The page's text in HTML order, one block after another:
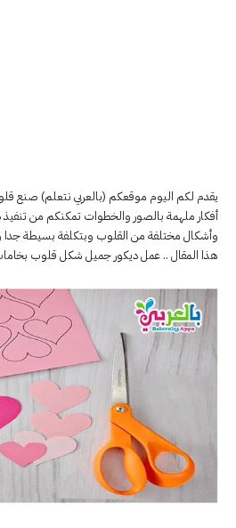
يقدم لكم اليوم موقعكم (بالعربي نتعلم) صنع
أفكار ملهمة بالصور والخطوات تمكنكم من تنفيذ
وأشكال مختلفة من القلوب وبتكلفة بسيطة جدا
هذا المقال .. عمل ديكور جميل شكل قلوب